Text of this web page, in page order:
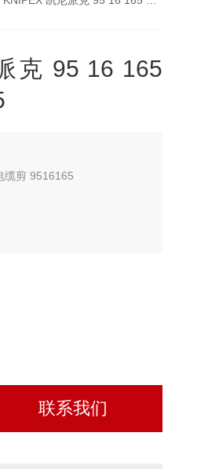
克 95 16 165
缆剪 9516165
联系我们